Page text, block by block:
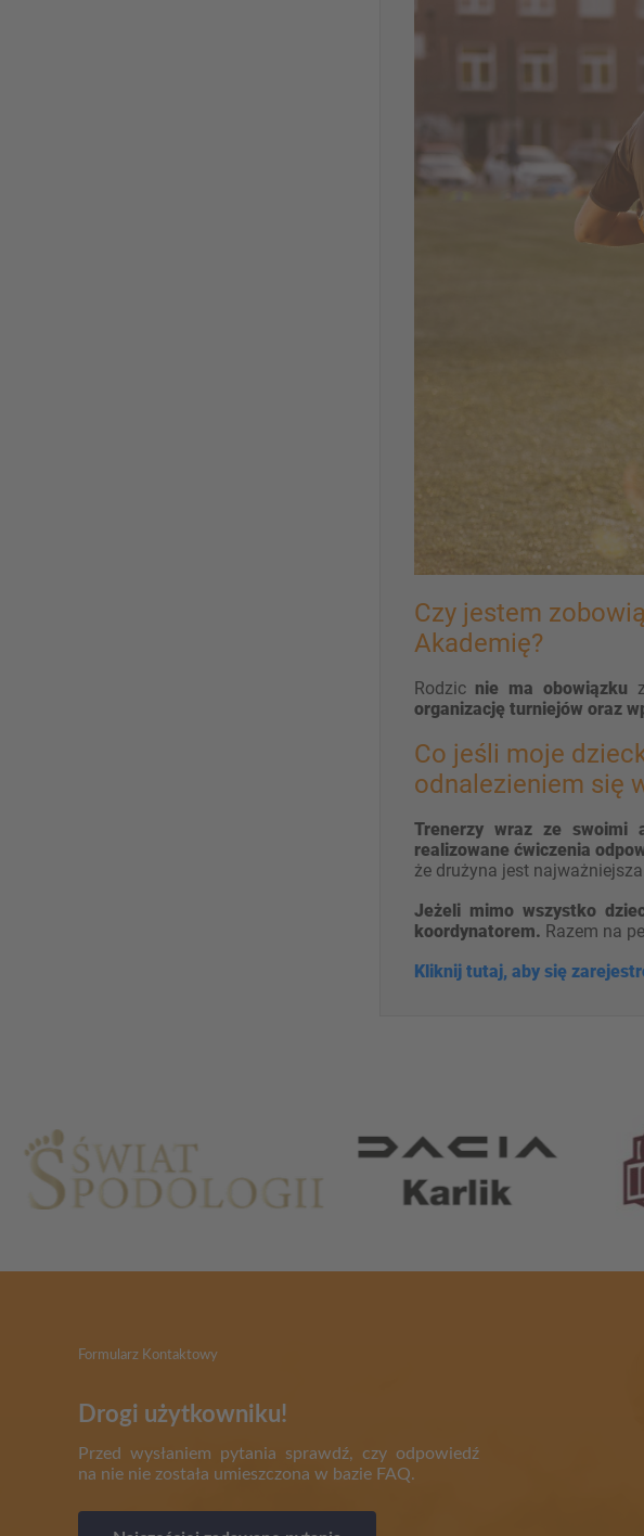
Czy jestem
Akademię?
Rodzic nie ma obowiązku
organizację turniejów oraz
Co jeśli moje
odnalezieniem się
Trenerzy wraz ze swoimi
realizowane ćwiczenia
że drużyna jest
Jeżeli mimo wszystko
koordynatorem. Razem na
Kliknij tutaj, aby się
Formularz Kontaktowy
Drogi użytkowniku!
Przed wysłaniem pytania sprawdź, czy odpowiedź
na nie nie została umieszczona w bazie FAQ.